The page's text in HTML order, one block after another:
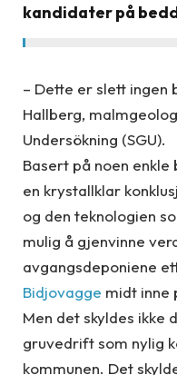
kandidater på
– Dette er slett ingen
Hallberg,
Undersökning (SGU).
Basert på noen
en krystallklar
og den teknologien
mulig å gjenvinne
avgangsdeponiene
Bidjovagge midt inne
Men det skyldes ikke
gruvedrift som nylig
kommunen. Det